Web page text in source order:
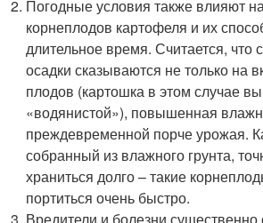
Погодные условия также влияют
корнеплодов картофеля и их
длительное время. Считается,
осадки сказываются не только на
плодов (картошка в этом случае
«водянистой»), повышенная
преждевременной порче урожая.
собранный из влажного грунта,
храниться долго – такие
портиться очень быстро.
Вредители и болезни